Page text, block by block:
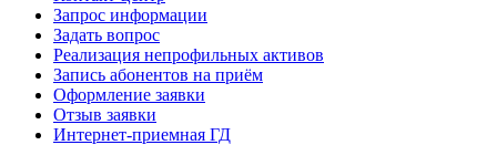
Запрос информации
Задать вопрос
Реализация непрофильных активов
Запись абонентов на приём
Оформление заявки
Отзыв заявки
Интернет-приемная ГД